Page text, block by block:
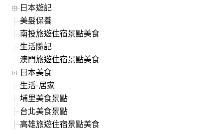
日本遊記
美髮保養
南投旅遊住宿景點美食
生活隨記
澳門旅遊住宿景點美食
日本美食
生活-居家
埔里美食景點
台北美食景點
高雄旅遊住宿景點美食